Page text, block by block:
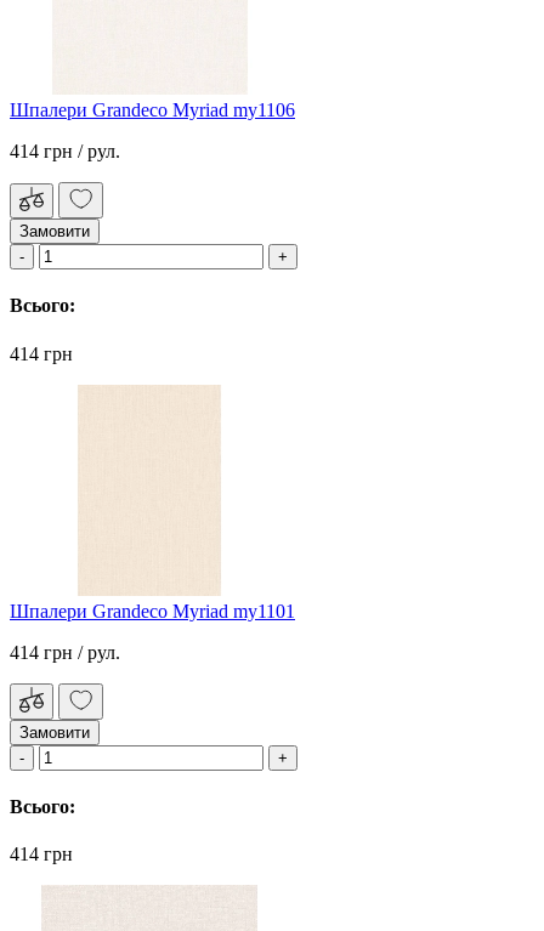
Шпалери Grandeco Myriad my1106
414 грн / рул.
Замовити
Всього:
414 грн
Шпалери Grandeco Myriad my1101
414 грн / рул.
Замовити
Всього:
414 грн